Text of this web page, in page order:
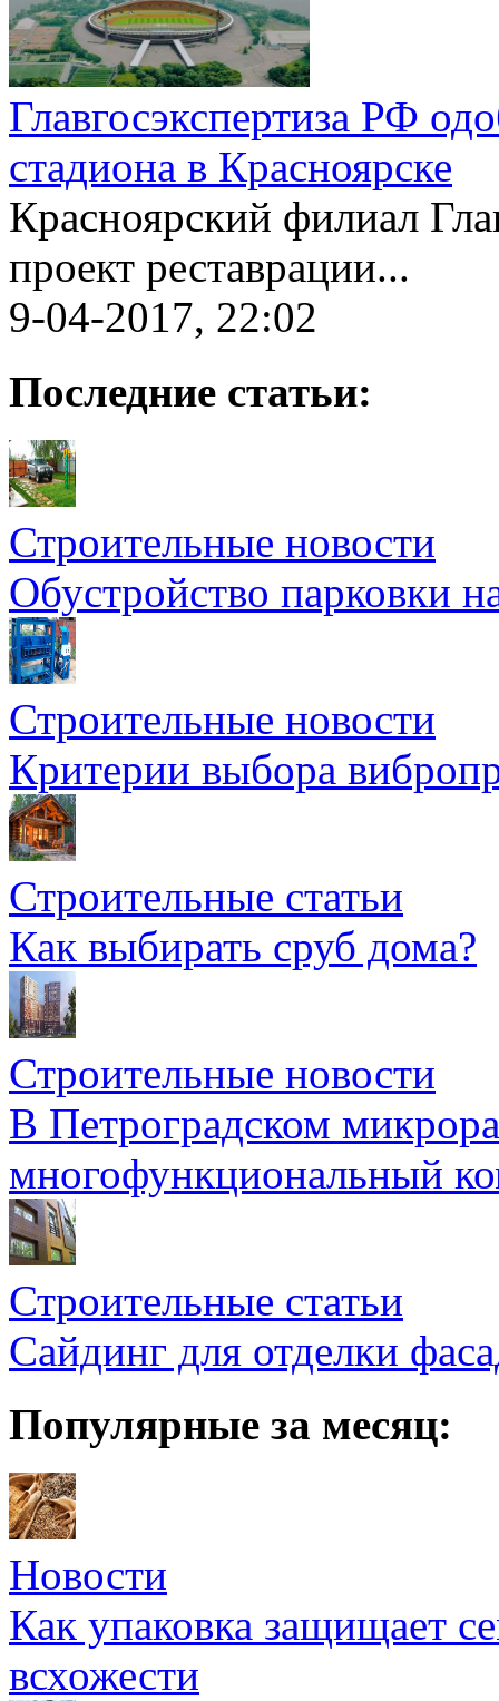
Главгосэкспертиза РФ
стадиона в Красноярске
Красноярский филиал
проект реставрации...
9-04-2017, 22:02
Последние статьи:
Строительные новости
Обустройство парковки
Строительные новости
Критерии выбора
Строительные статьи
Как выбирать сруб дома?
Строительные новости
В Петроградском
многофункциональный
Строительные статьи
Сайдинг для отделки
Популярные за месяц:
Новости
Как упаковка защищает
всхожести